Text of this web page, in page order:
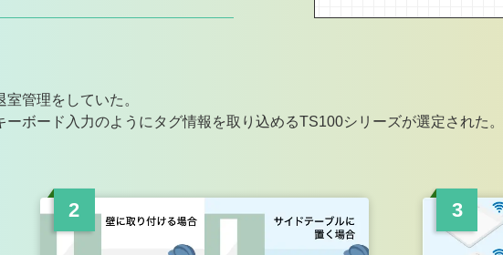
管理をしていた。
ボード入力のようにタグ情報を取り込めるTS100シリーズが選定された。